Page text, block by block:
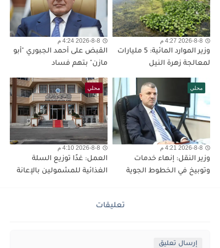
2026-8-8 4:27 م
وزير الموارد المائية: 5 مليارات
لمعالجة زهرة النيل
2026-8-8 4:24 م
القبض على أحمد الجبوري "أبو
مازن" بتهم فساد
محلي
2026-8-8 4:21 م
وزير النقل: إنهاء خدمات
وتوبيخ في الخطوط الجوية
محلي
2026-8-8 4:10 م
العمل: غدًا توزيع السلة
الغذائية للمشمولين بالإعانة
تعليقات
إرسال تعليق